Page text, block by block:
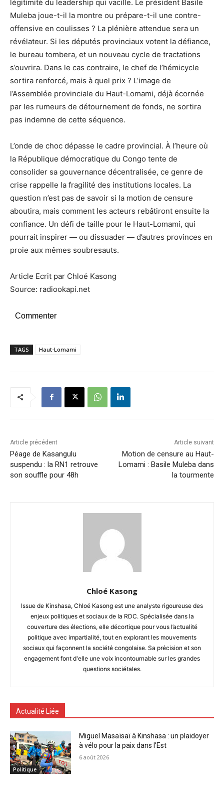
légitimité du leadership qui vacille. Le président Basile
Muleba joue-t-il la montre ou prépare-t-il une contre-
offensive en coulisses ? La plénière attendue sera un
révélateur. Si les députés provinciaux votent la défiance,
le bureau tombera, et un nouveau cycle de tractations
s’ouvrira. Dans le cas contraire, le chef de l’hémicycle
sortira renforcé, mais à quel prix ? L’image de
l’Assemblée provinciale du Haut-Lomami, déjà écornée
par les rumeurs de détournement de fonds, ne sortira
pas indemne de cette séquence.
L’onde de choc dépasse le cadre provincial. À l’heure où
la République démocratique du Congo tente de
consolider sa gouvernance décentralisée, ce genre de
crise rappelle la fragilité des institutions locales. La
question n’est pas de savoir si la motion de censure
aboutira, mais comment les acteurs rebâtiront ensuite la
confiance. Un défi de taille pour le Haut-Lomami, qui
pourrait inspirer — ou dissuader — d’autres provinces en
proie aux mêmes soubresauts.
Article Ecrit par Chloé Kasong
Source: radiookapi.net
Commenter
TAGS Haut-Lomami
Article précédent
Péage de Kasangulu
suspendu : la RN1 retrouve
son souffle pour 48h
Article suivant
Motion de censure au Haut-
Lomami : Basile Muleba dans
la tourmente
Chloé Kasong
Issue de Kinshasa, Chloé Kasong est une analyste rigoureuse des
enjeux politiques et sociaux de la RDC. Spécialisée dans la
couverture des élections, elle décortique pour vous l’actualité
politique avec impartialité, tout en explorant les mouvements
sociaux qui façonnent la société congolaise. Sa précision et son
engagement font d'elle une voix incontournable sur les grandes
questions sociétales.
Actualité Liée
Politique
Miguel Masaïsaï à Kinshasa : un plaidoyer
à vélo pour la paix dans l’Est
6 août 2026